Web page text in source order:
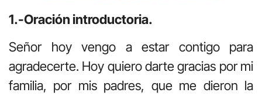
1.-Oración introductoria.
Señor hoy vengo a estar contigo para
agradecerte. Hoy quiero darte gracias por mi
familia, por mis padres, que me dieron la